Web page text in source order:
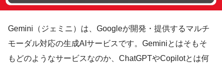
Gemini（ジェミニ）は、Googleが開発・提供するマルチ
モーダル対応の生成AIサービスです。Geminiとはそもそ
もどのようなサービスなのか、ChatGPTやCopilotとは何